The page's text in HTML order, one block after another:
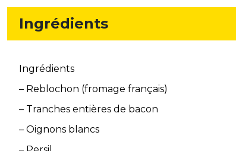
Ingrédients
Ingrédients
– Reblochon (fromage français)
– Tranches entières de bacon
– Oignons blancs